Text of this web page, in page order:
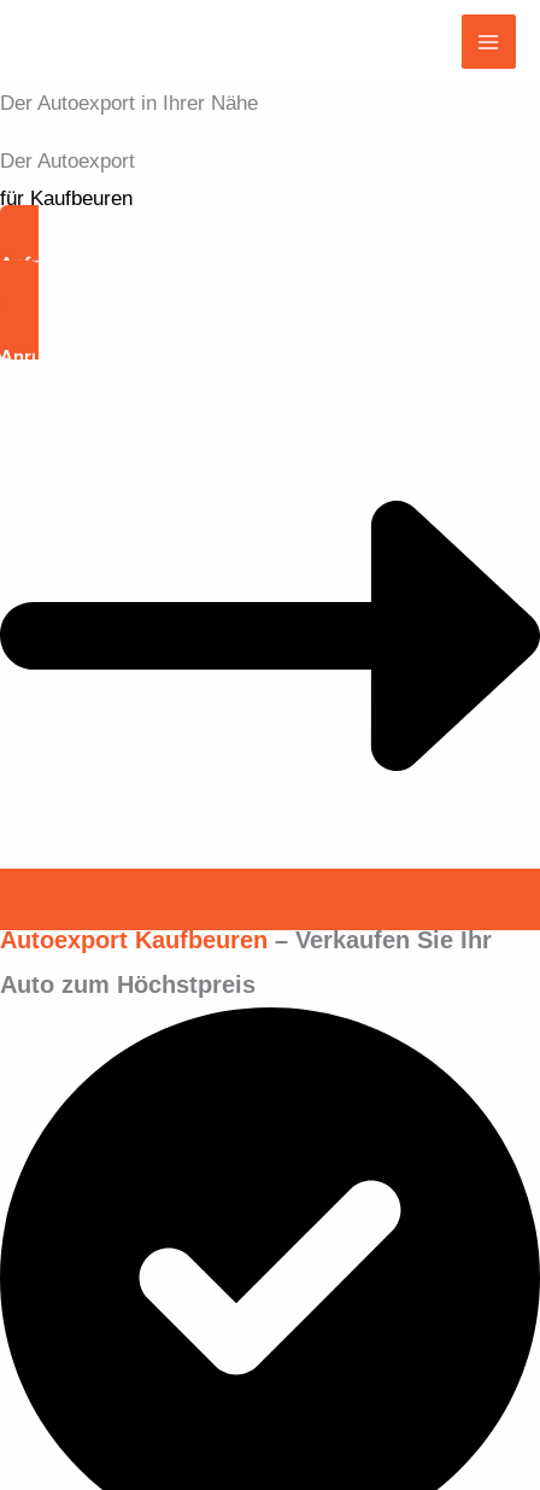
springen
Der Autoexport in Ihrer Nähe
Der Autoexport
für Kaufbeuren
Anfrage
Anrufen
Autoexport Kaufbeuren – Verkaufen Sie Ihr
Auto zum Höchstpreis